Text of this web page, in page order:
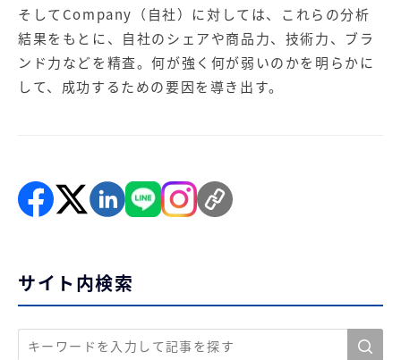
【塾・個別塾業界向け】新規
集客Web広告パッケージ
サイトアクセス増加パッケー
ジ
商圏ねらいうちパッケージ 求人パッケージ
そしてCompany（自社）に対しては、これらの分析
結果をもとに、自社のシェアや商品力、技術力、ブラ
ンド力などを精査。何が強く何が弱いのかを明らかに
して、成功するための要因を導き出す。
サイト内検索